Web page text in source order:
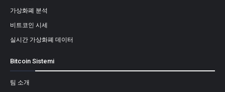
가상화폐 분석
비트코인 시세
실시간 가상화폐 데이터
Bitcoin Sistemi
팀 소개